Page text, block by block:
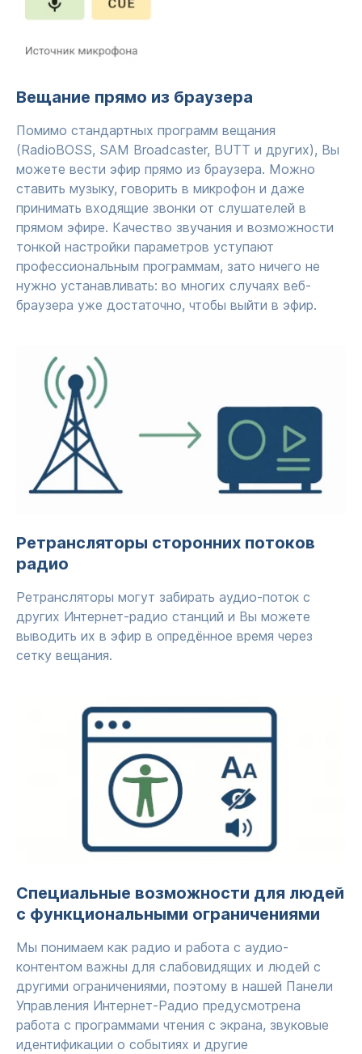
Вещание прямо из браузера
Помимо стандартных программ вещания
(RadioBOSS, SAM Broadcaster, BUTT и других), Вы
можете вести эфир прямо из браузера. Можно
ставить музыку, говорить в микрофон и даже
принимать входящие звонки от слушателей в
прямом эфире. Качество звучания и возможности
тонкой настройки параметров уступают
профессиональным программам, зато ничего не
нужно устанавливать: во многих случаях веб-
браузера уже достаточно, чтобы выйти в эфир.
Ретрансляторы сторонних потоков
радио
Ретрансляторы могут забирать аудио-поток с
других Интернет-радио станций и Вы можете
выводить их в эфир в опредённое время через
сетку вещания.
Специальные возможности для людей
с функциональными ограничениями
Мы понимаем как радио и работа с аудио-
контентом важны для слабовидящих и людей с
другими ограничениями, поэтому в нашей Панели
Управления Интернет-Радио предусмотрена
работа с программами чтения с экрана, звуковые
идентификации о событиях и другие